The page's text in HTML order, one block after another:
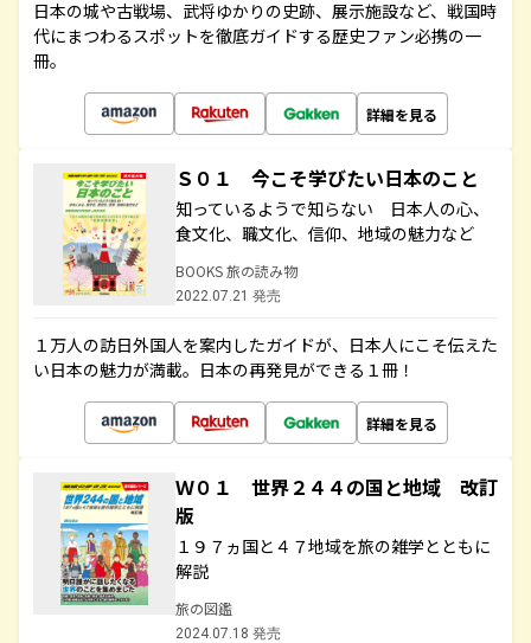
日本の城や古戦場、武将ゆかりの史跡、展示施設など、戦国時
代にまつわるスポットを徹底ガイドする歴史ファン必携の一
冊。
詳細を見る
Ｓ０１ 今こそ学びたい日本のこと
知っているようで知らない 日本人の心、
食文化、職文化、信仰、地域の魅力など
BOOKS 旅の読み物
2022.07.21 発売
１万人の訪日外国人を案内したガイドが、日本人にこそ伝えた
い日本の魅力が満載。日本の再発見ができる１冊！
詳細を見る
Ｗ０１ 世界２４４の国と地域 改訂
版
１９７ヵ国と４７地域を旅の雑学とともに
解説
旅の図鑑
2024.07.18 発売